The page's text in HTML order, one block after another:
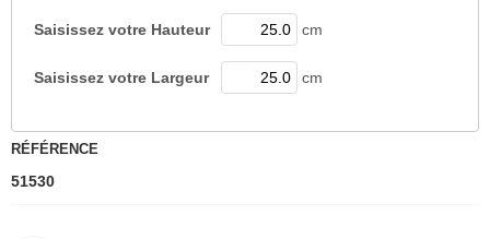
Saisissez votre Hauteur cm
Saisissez votre Largeur cm
RÉFÉRENCE
51530